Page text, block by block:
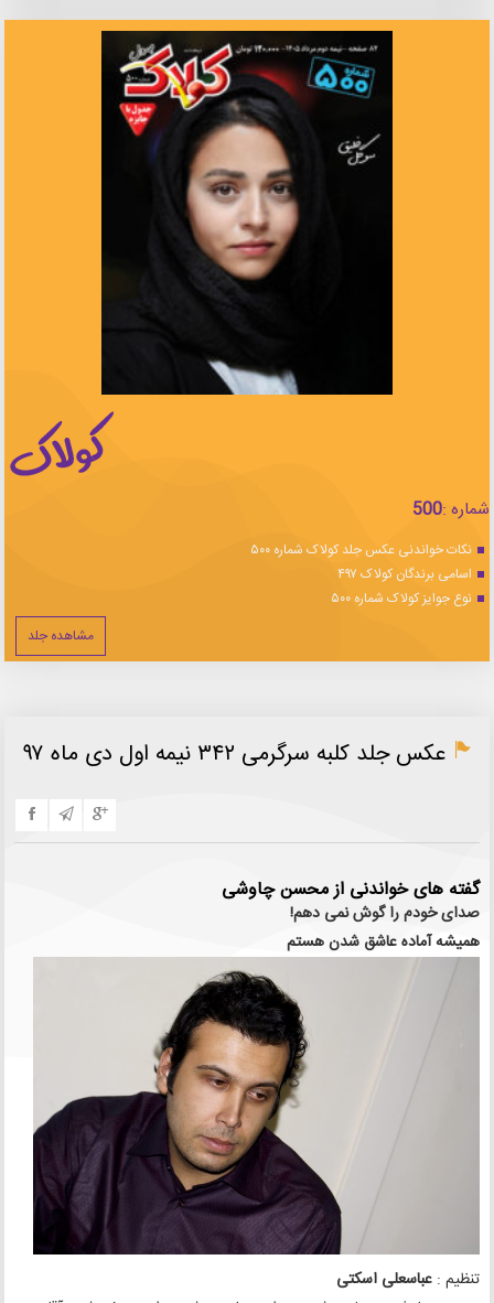
شماره :500
نکات خواندنی عکس جلد کولاک شماره ۵۰۰
اسامی برندگان کولاک ۴۹۷
نوع جوایز کولاک شماره ۵۰۰
مشاهده جلد
عکس جلد کلبه سرگرمی ۳۴۲ نیمه اول دی ماه ۹۷
گفته های خواندنی از محسن چاوشی
صدای خودم را گوش نمی دهم!
همیشه آماده عاشق شدن هستم
تنظیم :عباسعلی اسکتی